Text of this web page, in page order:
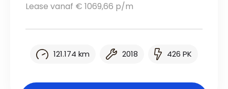
Lease vanaf € 1069,66 p/m
121.174 km 2018 426 PK